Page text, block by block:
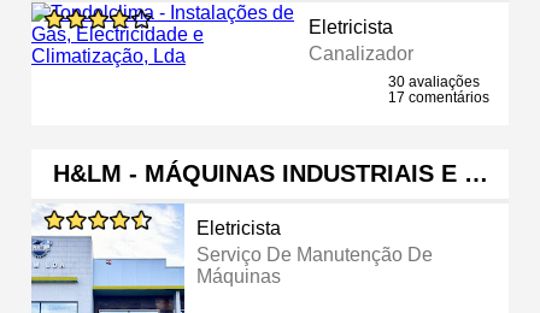
Eletricista
Canalizador
30 avaliações
17 comentários
H&LM - MÁQUINAS INDUSTRIAIS E …
Eletricista
Serviço De Manutenção De
Máquinas